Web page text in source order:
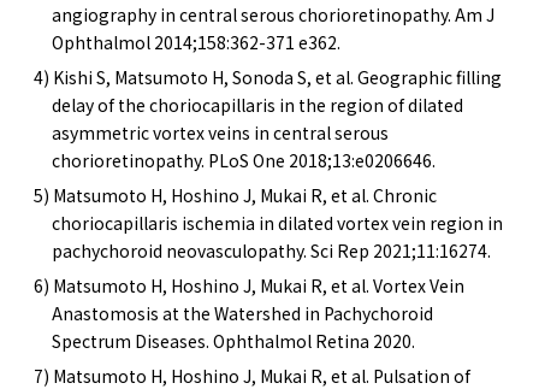
angiography in central serous chorioretinopathy. Am J
Ophthalmol 2014;158:362-371 e362.
4) Kishi S, Matsumoto H, Sonoda S, et al. Geographic filling
delay of the choriocapillaris in the region of dilated
asymmetric vortex veins in central serous
chorioretinopathy. PLoS One 2018;13:e0206646.
5) Matsumoto H, Hoshino J, Mukai R, et al. Chronic
choriocapillaris ischemia in dilated vortex vein region in
pachychoroid neovasculopathy. Sci Rep 2021;11:16274.
6) Matsumoto H, Hoshino J, Mukai R, et al. Vortex Vein
Anastomosis at the Watershed in Pachychoroid
Spectrum Diseases. Ophthalmol Retina 2020.
7) Matsumoto H, Hoshino J, Mukai R, et al. Pulsation of